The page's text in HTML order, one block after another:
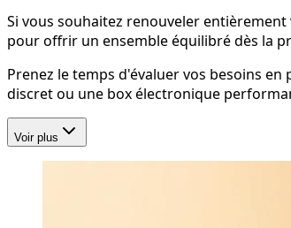
Si vous souhaitez renouveler
pour offrir un ensemble équilibré dès la
Prenez le temps d'évaluer vos besoins
discret ou une box électronique
Voir plus